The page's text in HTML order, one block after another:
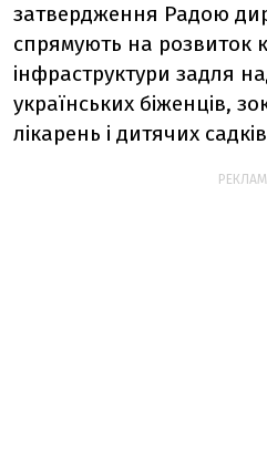
затвердження Радою
спрямують на розвиток
інфраструктури задля
українських біженців,
лікарень і дитячих